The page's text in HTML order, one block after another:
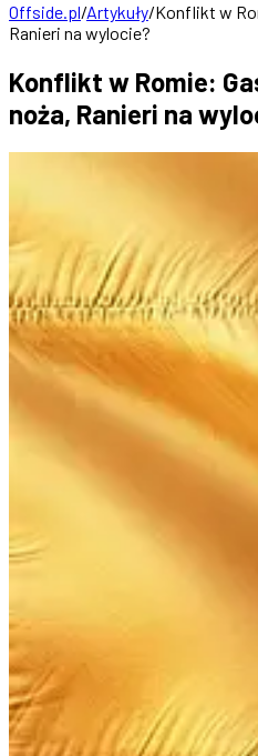
Offside.pl/Artykuły/Konflikt w
Ranieri na wylocie?
Konflikt w Romie:
noża, Ranieri na